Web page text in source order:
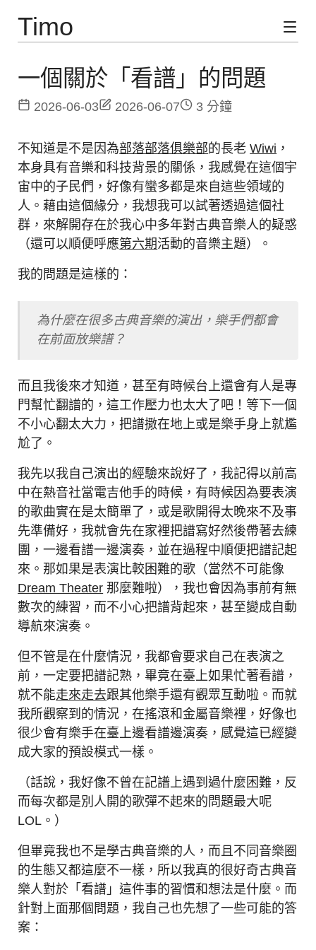
Timo
一個關於「看譜」的問題
2026-06-03 2026-06-07 3 分鐘
不知道是不是因為部落部落俱樂部的長老Wiwi ，
本身具有音樂和科技背景的關係，我感覺在這個宇
宙中的子民們，好像有蠻多都是來自這些領域的
人。藉由這個緣分，我想我可以試著透過這個社
群，來解開存在於我心中多年對古典音樂人的疑惑
（還可以順便呼應第六期活動的音樂主題）。
我的問題是這樣的：
為什麼在很多古典音樂的演出，樂手們都會
在前面放樂譜？
而且我後來才知道，甚至有時候台上還會有人是專
門幫忙翻譜的，這工作壓力也太大了吧！等下一個
不小心翻太大力，把譜撒在地上或是樂手身上就尷
尬了。
我先以我自己演出的經驗來說好了，我記得以前高
中在熱音社當電吉他手的時候，有時候因為要表演
的歌曲實在是太簡單了，或是歌開得太晚來不及事
先準備好，我就會先在家裡把譜寫好然後帶著去練
團，一邊看譜一邊演奏，並在過程中順便把譜記起
來。那如果是表演比較困難的歌（當然不可能像
Dream Theater 那麼難啦），我也會因為事前有無
數次的練習，而不小心把譜背起來，甚至變成自動
導航來演奏。
但不管是在什麼情況，我都會要求自己在表演之
前，一定要把譜記熟，畢竟在臺上如果忙著看譜，
就不能走來走去跟其他樂手還有觀眾互動啦。而就
我所觀察到的情況，在搖滾和金屬音樂裡，好像也
很少會有樂手在臺上邊看譜邊演奏，感覺這已經變
成大家的預設模式一樣。
（話說，我好像不曾在記譜上遇到過什麼困難，反
而每次都是別人開的歌彈不起來的問題最大呢
LOL。）
但畢竟我也不是學古典音樂的人，而且不同音樂圈
的生態又都這麼不一樣，所以我真的很好奇古典音
樂人對於「看譜」這件事的習慣和想法是什麼。而
針對上面那個問題，我自己也先想了一些可能的答
案：